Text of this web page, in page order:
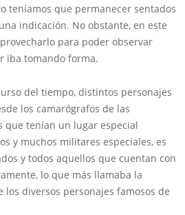
teníamos que permanecer sentados
indicación. No obstante, en este
para poder observar
iba tomando forma.
del tiempo, distintos personajes
los camarógrafos de las
que tenían un lugar especial
y muchos militares especiales, es
y todos aquellos que cuentan con
lo que más llamaba la
diversos personajes famosos de